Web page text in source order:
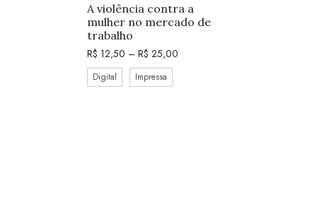
A violência contra a
mulher no mercado de
trabalho
R$ 12,50 – R$ 25,00
Digital Impressa